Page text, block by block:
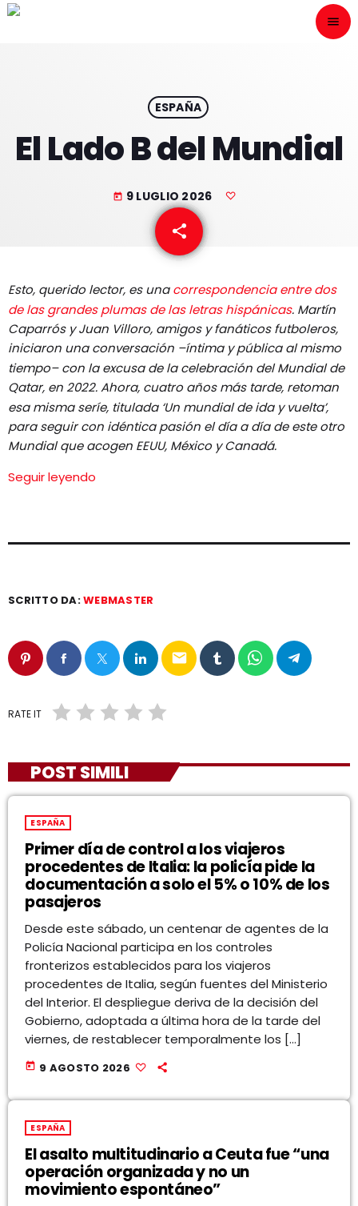
menu
play_arrow
PROGRAMACION
NUESTRAS FRECUENCIAS
EQUIPO
NOTICIAS
CONTACTO
ESPAÑA
El Lado B del Mundial
today 9 LUGLIO 2026
share
email
Esto, querido lector, es unacorrespondencia entre dos
de las grandes plumas de las letras hispánicas. Martín
Caparrós y Juan Villoro, amigos y fanáticos futboleros,
iniciaron una conversación –íntima y pública al mismo
tiempo– con la excusa de la celebración del Mundial de
Qatar, en 2022. Ahora, cuatro años más tarde, retoman
esa misma seríe, titulada ‘Un mundial de ida y vuelta’,
para seguir con idéntica pasión el día a día de este otro
Mundial que acogen EEUU, México y Canadá.
Seguir leyendo
SCRITTO DA:WEBMASTER
email
RATE IT
POST SIMILI
ESPAÑA
Primer día de control a los viajeros
procedentes de Italia: la policía pide la
documentación a solo el 5% o 10% de los
pasajeros
Desde este sábado, un centenar de agentes de la
Policía Nacional participa en los controles
fronterizos establecidos para los viajeros
procedentes de Italia, según fuentes del Ministerio
del Interior. El despliegue deriva de la decisión del
Gobierno, adoptada a última hora de la tarde del
viernes, de restablecer temporalmente los […]
today 9 AGOSTO 2026
ESPAÑA
El asalto multitudinario a Ceuta fue “una
operación organizada y no un
movimiento espontáneo”